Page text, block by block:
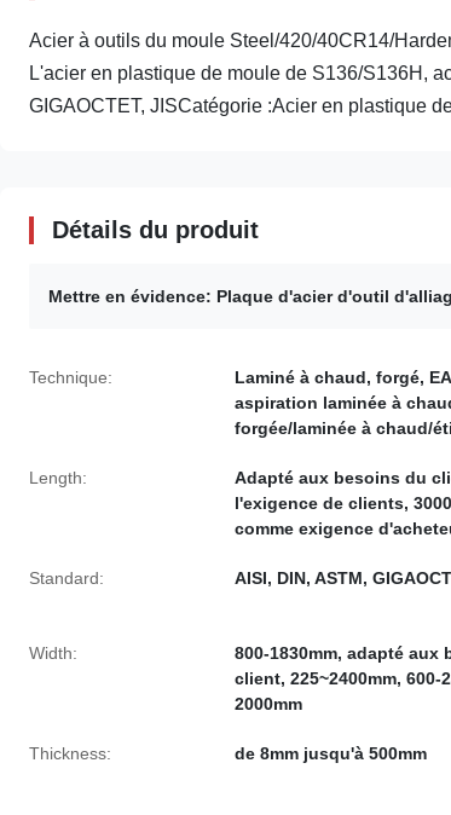
Acier à outils du moule Steel/420/40CR14/
L'acier en plastique de moule de S136/S136H,
GIGAOCTET, JISCatégorie :Acier en plastique
Détails du produit
Mettre en évidence: Plaque d'acier d'outil
Technique:
Laminé à chaud, forgé,
aspiration laminée à
forgée/laminée à chaud/éti
Length:
Adapté aux besoins du
l'exigence de clients,
comme exigence
Standard: AISI, DIN, ASTM,
Width:
800-1830mm, adapté aux
client, 225~2400mm, 600-
2000mm
Thickness: de 8mm jusqu'à 500mm